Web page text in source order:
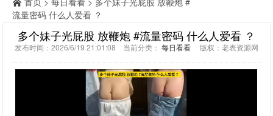
流量密码 什么人爱看 ？
多个妹子光屁股 放鞭炮 #流量密码 什么人爱看 ？
发布时间：2026/6/19 21:01:08 当前分类： 每日看看 版权：老表资源网